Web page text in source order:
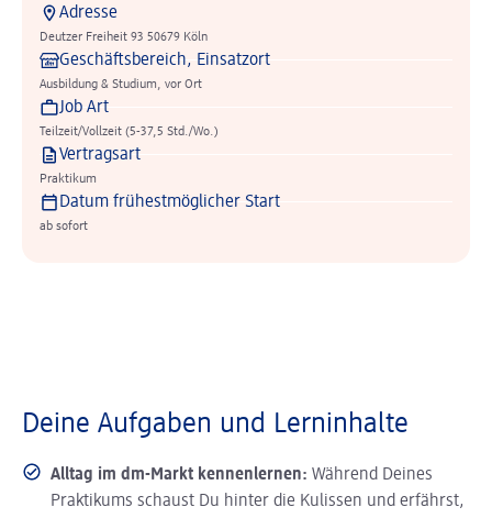
Adresse
Deutzer Freiheit 93 50679 Köln
Geschäftsbereich, Einsatzort
Ausbildung & Studium, vor Ort
Job Art
Teilzeit/Vollzeit (5-37,5 Std./Wo.)
Vertragsart
Praktikum
Datum frühestmöglicher Start
ab sofort
Deine Aufgaben und Lerninhalte
Alltag im dm-Markt kennenlernen: Während Deines
Praktikums schaust Du hinter die Kulissen und erfährst,